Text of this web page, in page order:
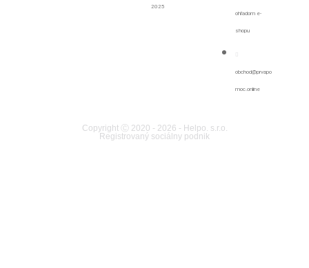
2025
ohľadom e-
shopu
obchod@prvapo
moc.online
Copyright Ⓒ 2020 - 2026 - Helpo. s.r.o.
Registrovaný sociálny podnik